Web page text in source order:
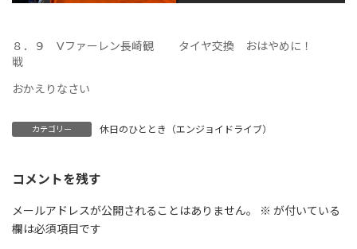
８．９ Vファーレン長崎観
戦
タイヤ交換 おはやめに！
おかえりなさい
カテゴリー 休日のひととき（エンジョイドライブ）
コメントを残す
メールアドレスが公開されることはありません。 ※ が付いている
欄は必須項目です